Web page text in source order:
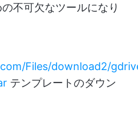
不可欠なツールになり
Files/download2/
テンプレートのダウン